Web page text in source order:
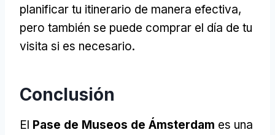
planificar tu itinerario de manera efectiva,
pero también se puede comprar el día de tu
visita si es necesario.
Conclusión
El Pase de Museos de Ámsterdam es una